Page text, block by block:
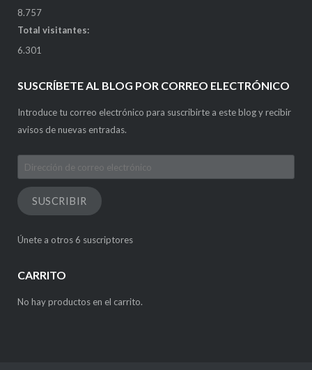
8.757
Total visitantes:
6.301
SUSCRÍBETE AL BLOG POR CORREO ELECTRÓNICO
Introduce tu correo electrónico para suscribirte a este blog y recibir
avisos de nuevas entradas.
Dirección
de
correo
electrónico
SUSCRIBIR
Únete a otros 6 suscriptores
CARRITO
No hay productos en el carrito.